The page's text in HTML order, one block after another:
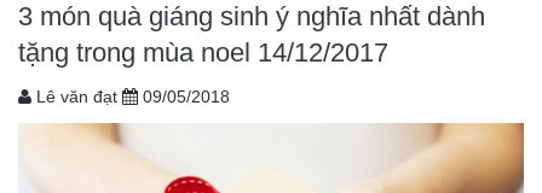
3 món quà giáng sinh ý nghĩa nhất dành
tặng trong mùa noel 14/12/2017
Lê văn đạt 09/05/2018